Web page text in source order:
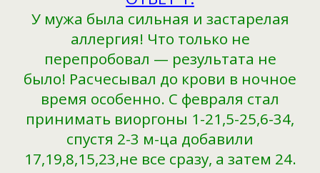
У мужа была сильная и застарелая
аллергия! Что только не
перепробовал — результата не
было! Расчесывал до крови в ночное
время особенно. С февраля стал
принимать виоргоны 1-21,5-25,6-34,
спустя 2-3 м-ца добавили
17,19,8,15,23,не все сразу, а затем 24.